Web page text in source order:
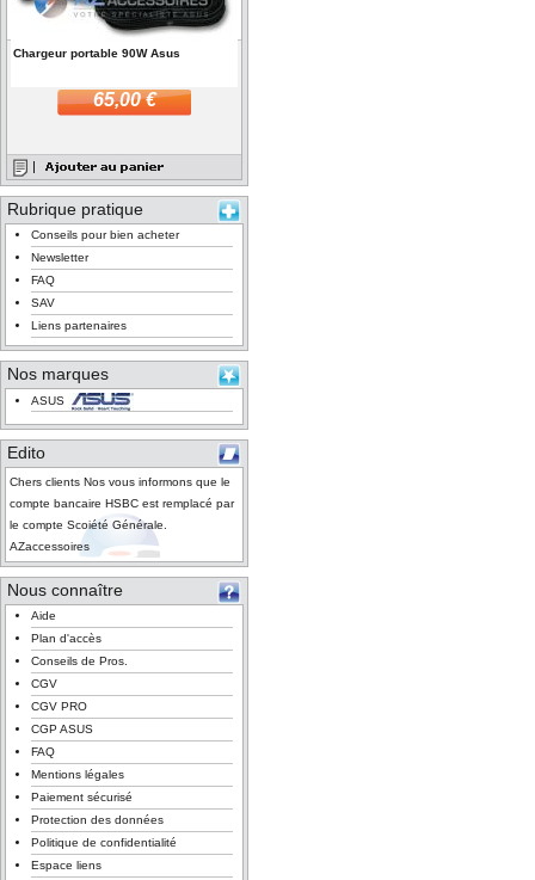
Chargeur portable 90W Asus
65,00 €
Rubrique pratique
Conseils pour bien acheter
Newsletter
FAQ
SAV
Liens partenaires
Nos marques
ASUS
Edito
Chers clients Nos vous informons que le
compte bancaire HSBC est remplacé par
le compte Scoiété Générale.
AZaccessoires
Nous connaître
Aide
Plan d'accès
Conseils de Pros.
CGV
CGV PRO
CGP ASUS
FAQ
Mentions légales
Paiement sécurisé
Protection des données
Politique de confidentialité
Espace liens